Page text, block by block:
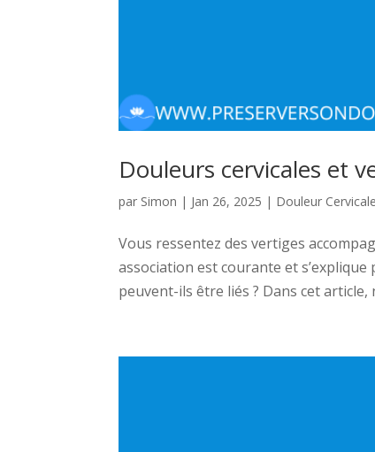
Douleurs cervicales et
par Simon | Jan 26, 2025 | Douleur Cervicale
Vous ressentez des vertiges
association est courante et
peuvent-ils être liés ? Dans cet article,